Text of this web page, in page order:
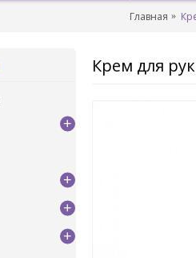
Главная
+
+
+
+
Крем для